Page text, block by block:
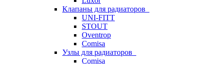
Клапаны для радиаторов
UNI-FITT
STOUT
Oventrop
Comisa
Узлы для радиаторов
Comisa